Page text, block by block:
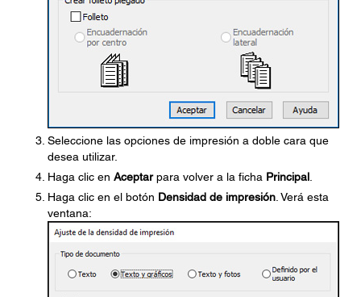
Seleccione las opciones de impresión a doble cara que
desea utilizar.
Haga clic en Aceptarpara volver a la ficha Principal
Haga clic en el botón Densidad de impresión . Verá esta
ventana: